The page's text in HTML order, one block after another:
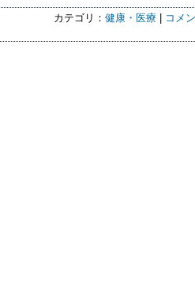
カテゴリ： 健康・医療 コメ